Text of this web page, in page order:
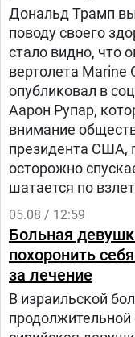
Дональд Трамп
поводу своего
стало видно, что
вертолета Marine
опубликовал в
Аарон Рупар,
внимание
президента США,
осторожно
шатается по
прихрамывая", —
05.08 / 12:59
Больная
похоронить
за лечение
В израильской